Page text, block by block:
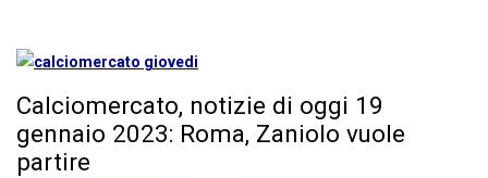
Calciomercato, notizie di oggi 19
gennaio 2023: Roma, Zaniolo vuole
partire